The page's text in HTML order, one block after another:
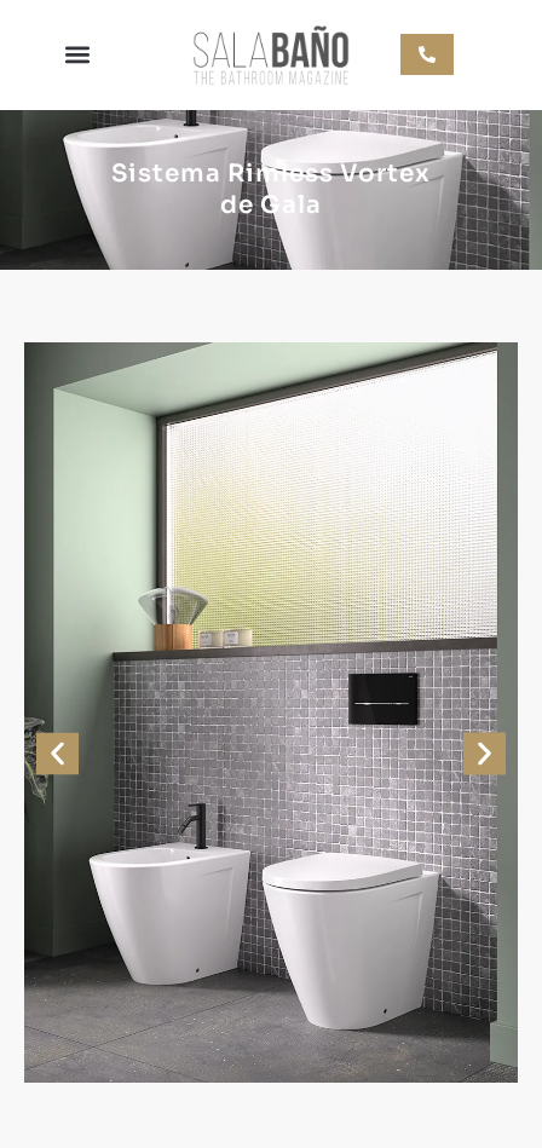
Sistema Rimless Vortex
de Gala